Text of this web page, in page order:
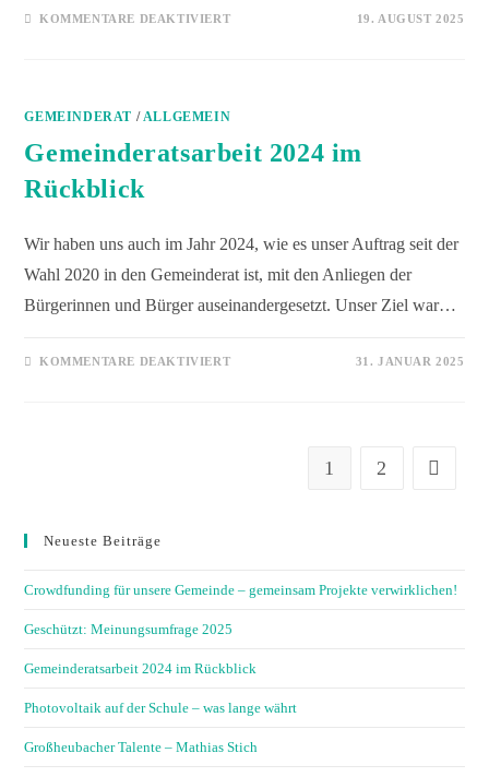
KOMMENTARE DEAKTIVIERT 19. AUGUST 2025
GEMEINDERAT /ALLGEMEIN
Gemeinderatsarbeit 2024 im
Rückblick
Wir haben uns auch im Jahr 2024, wie es unser Auftrag seit der
Wahl 2020 in den Gemeinderat ist, mit den Anliegen der
Bürgerinnen und Bürger auseinandergesetzt. Unser Ziel war…
KOMMENTARE DEAKTIVIERT 31. JANUAR 2025
1 2
Neueste Beiträge
Crowdfunding für unsere Gemeinde – gemeinsam Projekte verwirklichen!
Geschützt: Meinungsumfrage 2025
Gemeinderatsarbeit 2024 im Rückblick
Photovoltaik auf der Schule – was lange währt
Großheubacher Talente – Mathias Stich